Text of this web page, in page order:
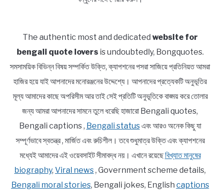
The authentic most and dedicated website for
bengali quote loversis undoubtedly, Bongquotes.
সমসাময়িক বিভিন্ন বিষয় সম্পর্কিত উক্তি, ক্যাপশনের পসরা সাজিয়ে প্রতিনিয়ত আমরা
হাজির হয়ে যাই আপনাদের মনোরঞ্জনের উদ্দেশ্যে। আপনাদের প্রত্যেকটি অনুভূতির
মূল্য আমাদের কাছে অপরিসীম আর তাই সেই প্রতিটি অনুভূতিকে বাঙ্ময় করে তোলার
জন্য আমরা আপনাদের সামনে তুলে ধরেছি হাজারো Bengali quotes,
Bengali captions , Bengali statusএবং আরও অনেক কিছু যা
সম্পূর্ণভাবে স্বতন্ত্র , মার্জিত এবং রুচিশীল। তবে শুধুমাত্র উক্তি এবং ক্যাপশনের
মধ্যেই আমাদের এই ওয়েবসাইট সীমাবদ্ধ নয়। এখানে রয়েছেবিখ্যাত মানুষের
biography, Viral news, Government scheme details,
Bengali moral stories, Bengali jokes, English captions